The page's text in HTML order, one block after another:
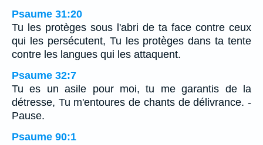
Psaume 31:20
Tu les protèges sous l'abri de ta face contre ceux
qui les persécutent, Tu les protèges dans ta tente
contre les langues qui les attaquent.
Psaume 32:7
Tu es un asile pour moi, tu me garantis de la
détresse, Tu m'entoures de chants de délivrance. -
Pause.
Psaume 90:1